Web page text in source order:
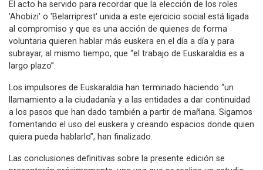
El acto ha servido para recordar que la elección de los roles
'Ahobizi' o 'Belarriprest' unida a este ejercicio social está ligada
al compromiso y que es una acción de quienes de forma
voluntaria quieren hablar más euskera en el día a día y para
subrayar, al mismo tiempo, que “el trabajo de Euskaraldia es a
largo plazo”.
Los impulsores de Euskaraldia han terminado haciendo “un
llamamiento a la ciudadanía y a las entidades a dar continuidad
a los pasos que han dado también a partir de mañana. Sigamos
fomentando el uso del euskera y creando espacios donde quien
quiera pueda hablarlo”, han finalizado.
Las conclusiones definitivas sobre la presente edición se